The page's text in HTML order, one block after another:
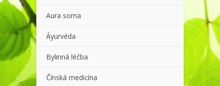
Aura soma
Áyurvéda
Bylinná léčba
Čínská medicína